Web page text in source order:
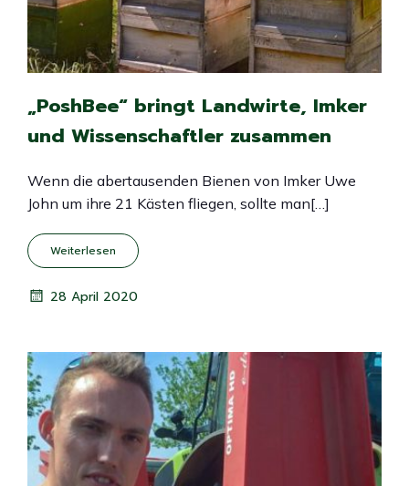
„PoshBee“ bringt Landwirte, Imker
und Wissenschaftler zusammen
Wenn die abertausenden Bienen von Imker Uwe
John um ihre 21 Kästen fliegen, sollte man[…]
Weiterlesen
28 April 2020